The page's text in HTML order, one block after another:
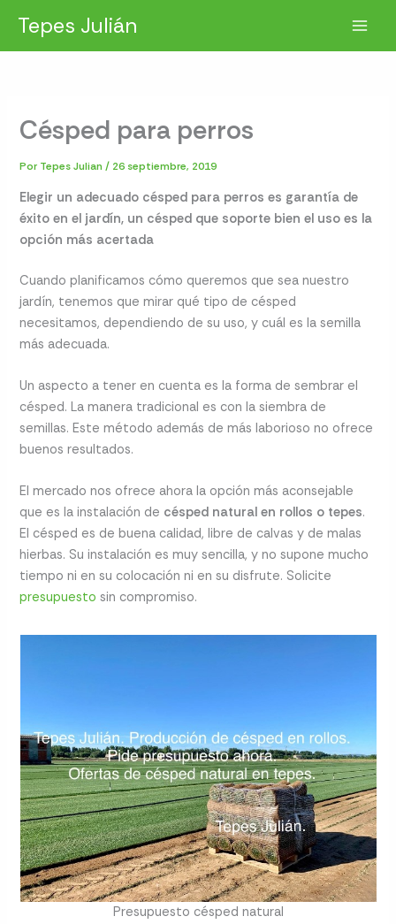
contenido
Tepes Julián
Césped para perros
Por Tepes Julian/ 26 septiembre, 2019
Elegir un adecuado césped para perros es garantía de
éxito en el jardín, un césped que soporte bien el uso es la
opción más acertada
Cuando planificamos cómo queremos que sea nuestro
jardín, tenemos que mirar qué tipo de césped
necesitamos, dependiendo de su uso, y cuál es la semilla
más adecuada.
Un aspecto a tener en cuenta es la forma de sembrar el
césped. La manera tradicional es con la siembra de
semillas. Este método además de más laborioso no ofrece
buenos resultados.
El mercado nos ofrece ahora la opción más aconsejable
que es la instalación de césped natural en rollos o tepes.
El césped es de buena calidad, libre de calvas y de malas
hierbas. Su instalación es muy sencilla, y no supone mucho
tiempo ni en su colocación ni en su disfrute. Solicite
presupuesto sin compromiso.
Presupuesto césped natural